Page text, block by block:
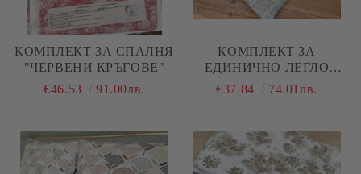
КОМПЛЕКТ ЗА СПАЛНЯ
"ЧЕРВЕНИ КРЪГОВЕ"
€46.53
91.00лв.
КОМПЛЕКТ ЗА
ЕДИНИЧНО ЛЕГЛО
"МЕНТА МЕЛАНЖ"
€37.84 74.01лв.